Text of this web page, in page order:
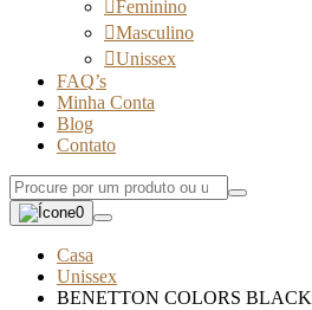
Feminino
Masculino
Unissex
FAQ’s
Minha Conta
Blog
Contato
0
Casa
Unissex
BENETTON COLORS